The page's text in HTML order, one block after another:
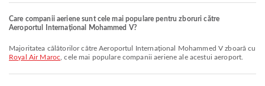
Care companii aeriene sunt cele mai populare pentru zboruri către
Aeroportul Internațional Mohammed V?
Majoritatea călătorilor către Aeroportul Internațional Mohammed V zboară cu
Royal Air Maroc , cele mai populare companii aeriene ale acestui aeroport.